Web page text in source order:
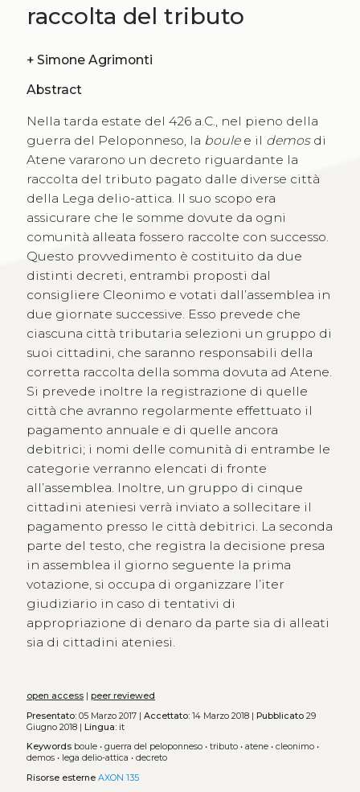
raccolta del tributo
+ Simone Agrimonti
Abstract
Nella tarda estate del 426 a.C., nel pieno della
guerra del Peloponneso, la boulee il demosdi
Atene vararono un decreto riguardante la
raccolta del tributo pagato dalle diverse città
della Lega delio-attica. Il suo scopo era
assicurare che le somme dovute da ogni
comunità alleata fossero raccolte con successo.
Questo provvedimento è costituito da due
distinti decreti, entrambi proposti dal
consigliere Cleonimo e votati dall’assemblea in
due giornate successive. Esso prevede che
ciascuna città tributaria selezioni un gruppo di
suoi cittadini, che saranno responsabili della
corretta raccolta della somma dovuta ad Atene.
Si prevede inoltre la registrazione di quelle
città che avranno regolarmente effettuato il
pagamento annuale e di quelle ancora
debitrici; i nomi delle comunità di entrambe le
categorie verranno elencati di fronte
all’assemblea. Inoltre, un gruppo di cinque
cittadini ateniesi verrà inviato a sollecitare il
pagamento presso le città debitrici. La seconda
parte del testo, che registra la decisione presa
in assemblea il giorno seguente la prima
votazione, si occupa di organizzare l’iter
giudiziario in caso di tentativi di
appropriazione di denaro da parte sia di alleati
sia di cittadini ateniesi.
open access| peer reviewed
Presentato:05 Marzo 2017 | Accettato:14 Marzo 2018 | Pubblicato29
Giugno 2018 | Lingua:it
Keywords boule• guerra del peloponneso• tributo• atene• cleonimo•
demos• lega delio-attica • decreto
Risorse esterne AXON 135